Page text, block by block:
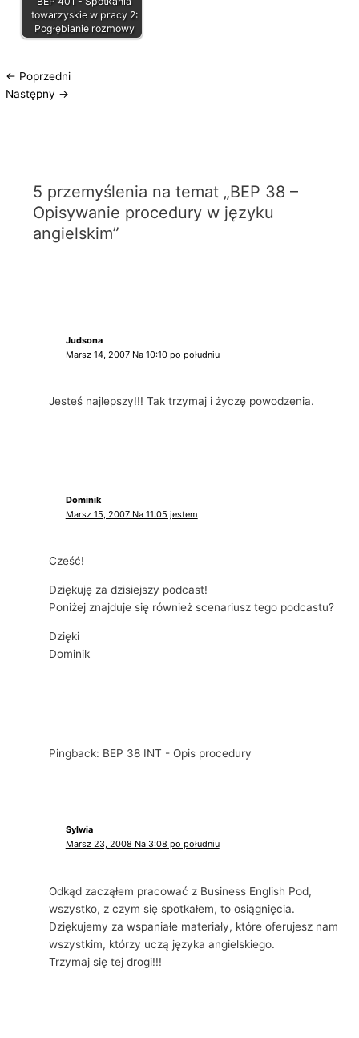
towarzyskie w pracy 2:
Pogłębianie rozmowy
← Poprzedni
Następny →
5 przemyślenia na temat „BEP 38 –
Opisywanie procedury w języku
angielskim”
Judsona
Marsz 14, 2007 Na 10:10 po południu
Jesteś najlepszy!!! Tak trzymaj i życzę powodzenia.
Dominik
Marsz 15, 2007 Na 11:05 jestem
Cześć!
Dziękuję za dzisiejszy podcast!
Poniżej znajduje się również scenariusz tego podcastu?
Dzięki
Dominik
Pingback: BEP 38 INT - Opis procedury
Sylwia
Marsz 23, 2008 Na 3:08 po południu
Odkąd zacząłem pracować z Business English Pod,
wszystko, z czym się spotkałem, to osiągnięcia.
Dziękujemy za wspaniałe materiały, które oferujesz nam
wszystkim, którzy uczą języka angielskiego.
Trzymaj się tej drogi!!!